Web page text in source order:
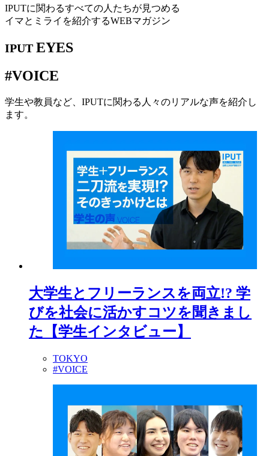
IPUTに関わるすべての人たちが見つめる
イマとミライを紹介するWEBマガジン
IPUT EYES
#VOICE
学生や教員など、IPUTに関わる人々のリアルな声を紹介し
ます。
大学生とフリーランスを両立!? 学
びを社会に活かすコツを聞きまし
た【学生インタビュー】
TOKYO
#VOICE